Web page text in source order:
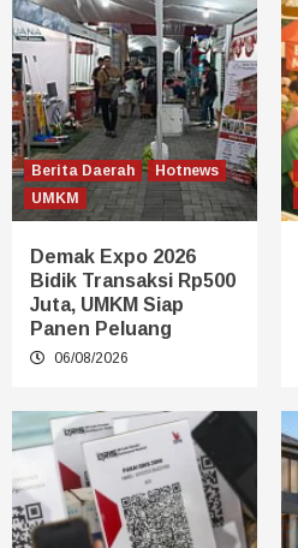
Berita Daerah
Hotnews
UMKM
Demak Expo 2026
Bidik Transaksi Rp500
Juta, UMKM Siap
Panen Peluang
06/08/2026